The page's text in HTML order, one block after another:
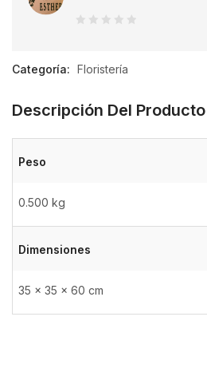
5
Categoría: Floristería
Descripción Del Producto
Peso
0.500 kg
Dimensiones
35 × 35 × 60 cm